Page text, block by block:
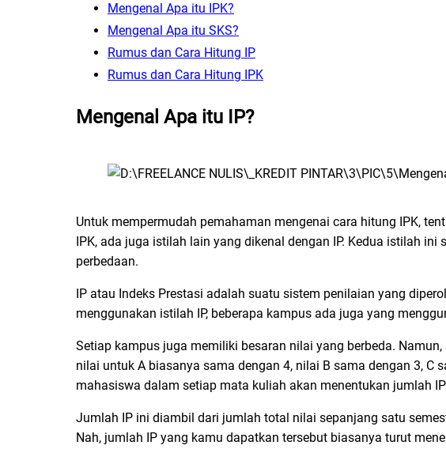
Mengenal Apa itu IPK?
Mengenal Apa itu SKS?
Rumus dan Cara Hitung IP
Rumus dan Cara Hitung IPK
Mengenal Apa itu IP?
Untuk mempermudah pemahaman mengenai cara hitung IPK,
IPK, ada juga istilah lain yang dikenal dengan IP. Kedua istilah
perbedaan.
IP atau Indeks Prestasi adalah suatu sistem penilaian yang
menggunakan istilah IP, beberapa kampus ada juga yang
Setiap kampus juga memiliki besaran nilai yang berbeda.
nilai untuk A biasanya sama dengan 4, nilai B sama dengan 3,
mahasiswa dalam setiap mata kuliah akan menentukan jumlah
Jumlah IP ini diambil dari jumlah total nilai sepanjang satu
Nah, jumlah IP yang kamu dapatkan tersebut biasanya turut